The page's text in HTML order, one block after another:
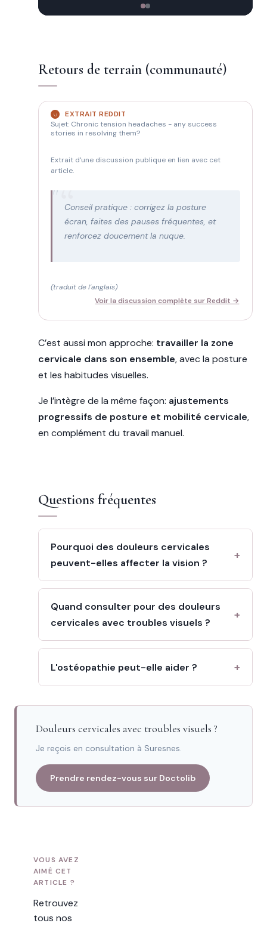
Retours de terrain (communauté)
EXTRAIT REDDIT
Sujet: Chronic tension headaches - any success
stories in resolving them?
Extrait d'une discussion publique en lien avec cet
article.
"
Conseil pratique : corrigez la posture
écran, faites des pauses fréquentes, et
renforcez doucement la nuque.
(traduit de l'anglais)
Voir la discussion complète sur Reddit →
C’est aussi mon approche: travailler la zone
cervicale dans son ensemble, avec la posture
et les habitudes visuelles.
Je l’intègre de la même façon: ajustements
progressifs de posture et mobilité cervicale,
en complément du travail manuel.
Questions fréquentes
Pourquoi des douleurs cervicales
peuvent-elles affecter la vision ?
Quand consulter pour des douleurs
cervicales avec troubles visuels ?
L'ostéopathie peut-elle aider ?
Douleurs cervicales avec troubles visuels ?
Je reçois en consultation à Suresnes.
Prendre rendez-vous sur Doctolib
VOUS AVEZ
AIMÉ CET
ARTICLE ?
Retrouvez
tous nos